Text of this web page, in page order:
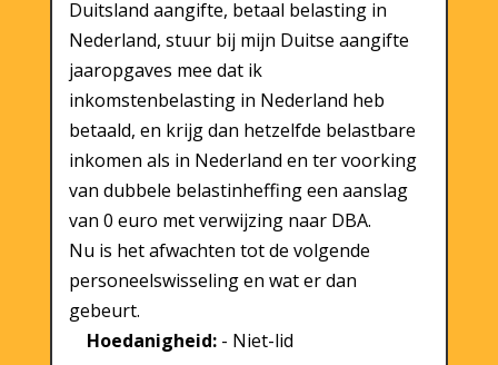
Duitsland aangifte, betaal belasting in
Nederland, stuur bij mijn Duitse aangifte
jaaropgaves mee dat ik
inkomstenbelasting in Nederland heb
betaald, en krijg dan hetzelfde belastbare
inkomen als in Nederland en ter voorking
van dubbele belastinheffing een aanslag
van 0 euro met verwijzing naar DBA.
Nu is het afwachten tot de volgende
personeelswisseling en wat er dan
gebeurt.
Hoedanigheid:- Niet-lid